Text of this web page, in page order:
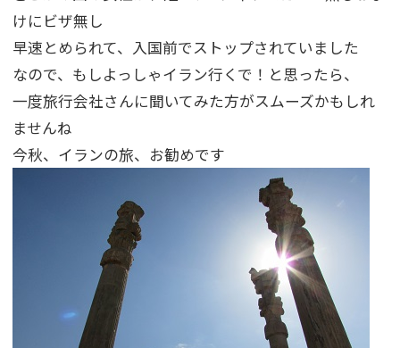
けにビザ無し
早速とめられて、入国前でストップされていました
なので、もしよっしゃイラン行くで！と思ったら、
一度旅行会社さんに聞いてみた方がスムーズかもしれ
ませんね
今秋、イランの旅、お勧めです